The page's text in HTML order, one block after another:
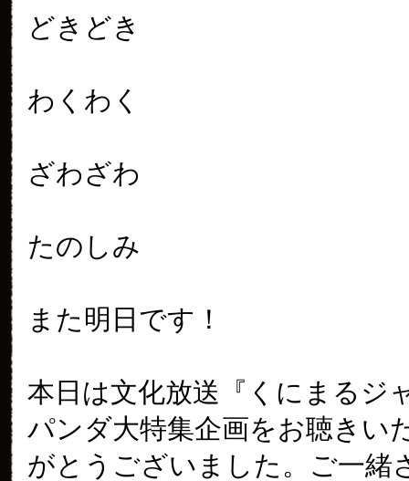
どきどき
わくわく
ざわざわ
たのしみ
また明日です！
本日は文化放送『くにまるジ
パンダ大特集企画をお聴きい
がとうございました。ご一緒